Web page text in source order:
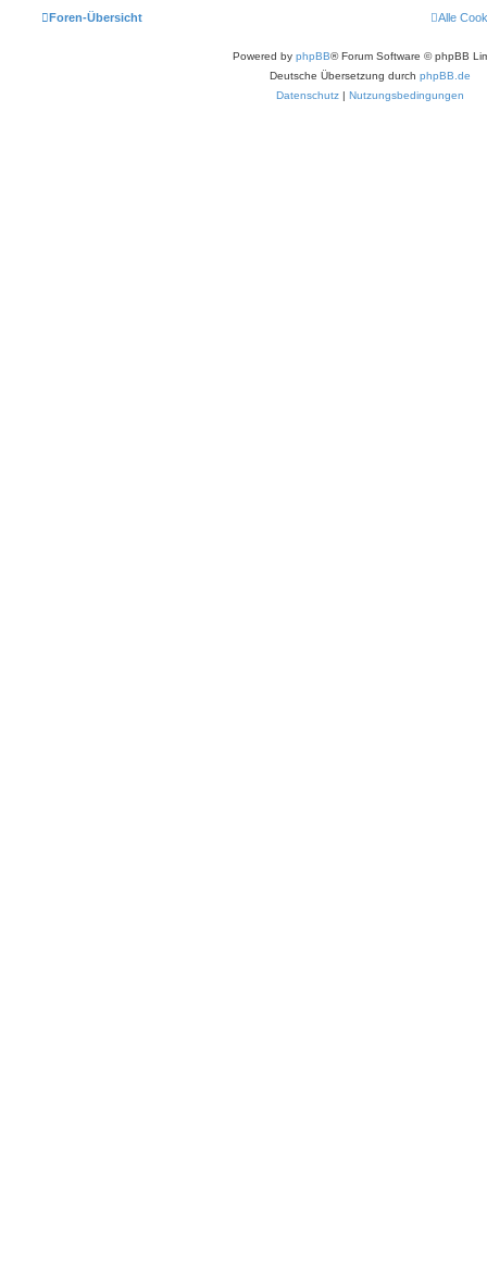
Foren-Übersicht Alle
Powered by phpBB® Forum Software © phpBB
Deutsche Übersetzung durch phpBB.de
Datenschutz | Nutzungsbedingungen